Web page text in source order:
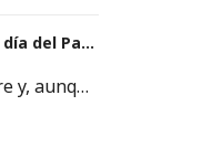
¡Acierta con el regalo del día del Padre!
Se acerca el Día del Padre y, aunque a veces se nos agoten las ideas, no debemos rendirnos. Este es…